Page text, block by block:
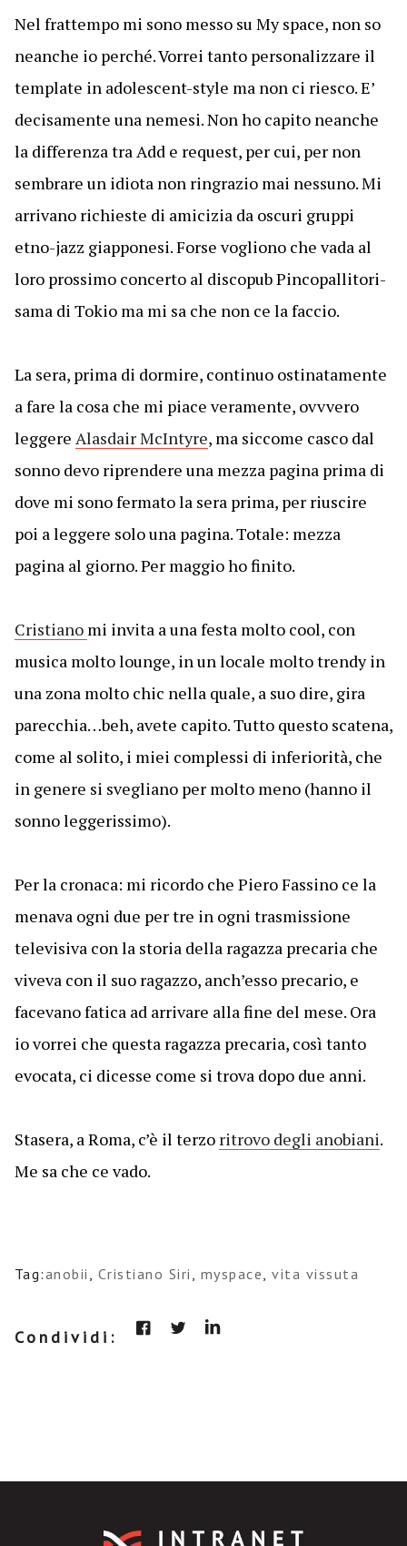
Nel frattempo mi sono messo su My space, non so
neanche io perché. Vorrei tanto personalizzare il
template in adolescent-style ma non ci riesco. E’
decisamente una nemesi. Non ho capito neanche
la differenza tra Add e request, per cui, per non
sembrare un idiota non ringrazio mai nessuno. Mi
arrivano richieste di amicizia da oscuri gruppi
etno-jazz giapponesi. Forse vogliono che vada al
loro prossimo concerto al discopub Pincopallitori-
sama di Tokio ma mi sa che non ce la faccio.
La sera, prima di dormire, continuo ostinatamente
a fare la cosa che mi piace veramente, ovvvero
leggere Alasdair McIntyre, ma siccome casco dal
sonno devo riprendere una mezza pagina prima di
dove mi sono fermato la sera prima, per riuscire
poi a leggere solo una pagina. Totale: mezza
pagina al giorno. Per maggio ho finito.
Cristiano mi invita a una festa molto cool, con
musica molto lounge, in un locale molto trendy in
una zona molto chic nella quale, a suo dire, gira
parecchia…beh, avete capito. Tutto questo scatena,
come al solito, i miei complessi di inferiorità, che
in genere si svegliano per molto meno (hanno il
sonno leggerissimo).
Per la cronaca: mi ricordo che Piero Fassino ce la
menava ogni due per tre in ogni trasmissione
televisiva con la storia della ragazza precaria che
viveva con il suo ragazzo, anch’esso precario, e
facevano fatica ad arrivare alla fine del mese. Ora
io vorrei che questa ragazza precaria, così tanto
evocata, ci dicesse come si trova dopo due anni.
Stasera, a Roma, c’è il terzo ritrovo degli anobiani.
Me sa che ce vado.
Tag:anobii , Cristiano Siri , myspace,vita vissuta
Condividi: